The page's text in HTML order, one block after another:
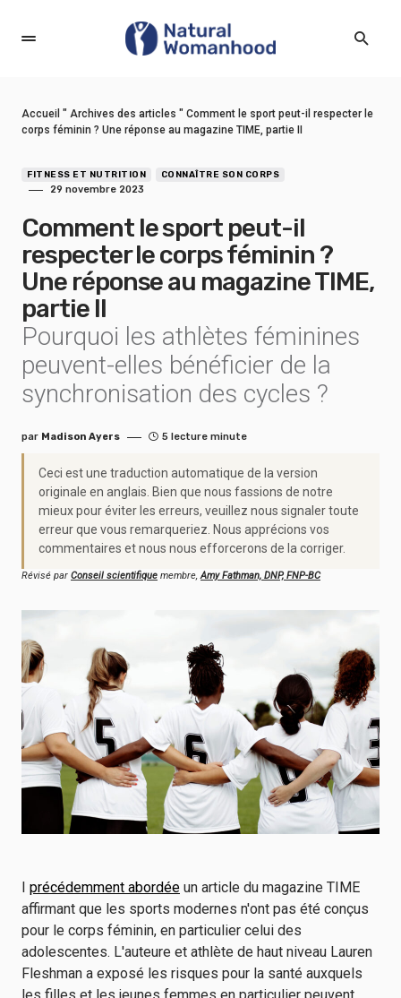
Accueil " Archives des articles " Comment le sport peut-il respecter le
corps féminin ? Une réponse au magazine TIME, partie II
FITNESS ET NUTRITION CONNAÎTRE SON CORPS
29 novembre 2023
Comment le sport peut-il
respecter le corps féminin ?
Une réponse au magazine TIME,
partie II
Pourquoi les athlètes féminines
peuvent-elles bénéficier de la
synchronisation des cycles ?
par Madison Ayers 5 lecture minute
Ceci est une traduction automatique de la version
originale en anglais. Bien que nous fassions de notre
mieux pour éviter les erreurs, veuillez nous signaler toute
erreur que vous remarqueriez. Nous apprécions vos
commentaires et nous nous efforcerons de la corriger.
Révisé par Conseil scientifique membre,Amy Fathman, DNP, FNP-BC
I précédemment abordée un article du magazine TIME
affirmant que les sports modernes n'ont pas été conçus
pour le corps féminin, en particulier celui des
adolescentes. L'auteure et athlète de haut niveau Lauren
Fleshman a exposé les risques pour la santé auxquels